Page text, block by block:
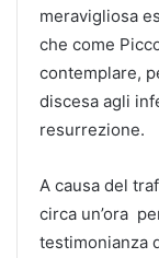
meravigliosa
che come
contemplare,
discesa agli
resurrezione.
A causa del
circa un’ora
testimonianza